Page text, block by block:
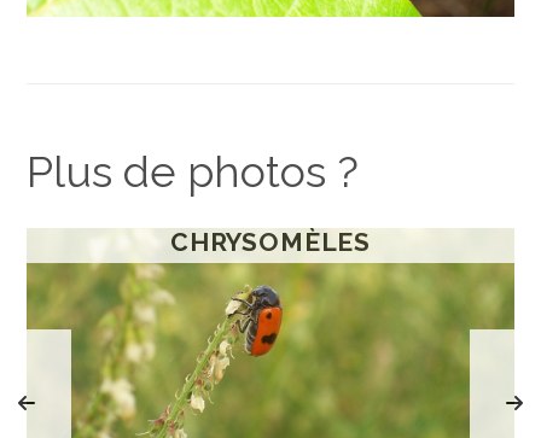
Plus de photos ?
CHRYSOMÈLES